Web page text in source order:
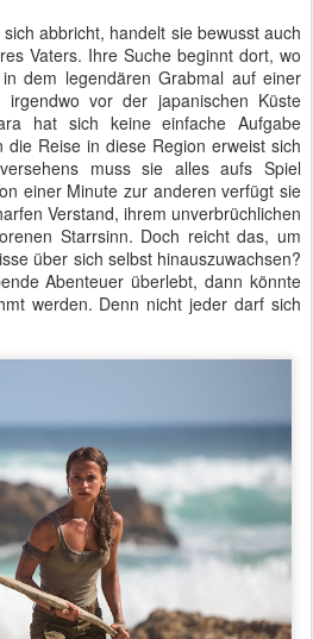
abbricht, handelt sie bewusst auch
Vaters. Ihre Suche beginnt dort, wo
dem legendären Grabmal auf einer
vor der japanischen Küste
hat sich keine einfache Aufgabe
die Reise in diese Region erweist sich
muss sie alles aufs Spiel
einer Minute zur anderen verfügt sie
Verstand, ihrem unverbrüchlichen
Starrsinn. Doch reicht das, um
über sich selbst hinauszuwachsen?
Abenteuer überlebt, dann könnte
werden. Denn nicht jeder darf sich